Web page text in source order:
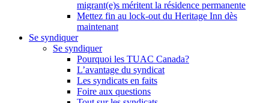
migrant(e)s méritent la résidence permanente
Mettez fin au lock-out du Heritage Inn dès
maintenant
Se syndiquer
Se syndiquer
Pourquoi les TUAC Canada?
L’avantage du syndicat
Les syndicats en faits
Foire aux questions